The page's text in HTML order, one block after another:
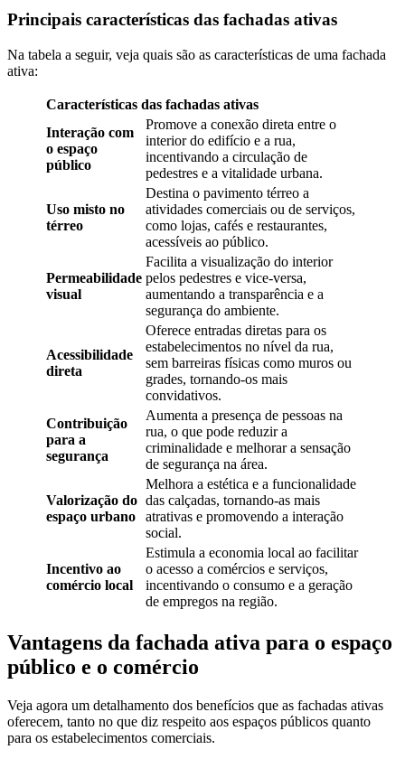
Principais características das fachadas ativas
Na tabela a seguir, veja quais são as características de uma fachada
ativa:
Características das fachadas ativas
Interação com
o espaço
público
Promove a conexão direta entre o
interior do edifício e a rua,
incentivando a circulação de
pedestres e a vitalidade urbana.
Uso misto no
térreo
Destina o pavimento térreo a
atividades comerciais ou de serviços,
como lojas, cafés e restaurantes,
acessíveis ao público.
Permeabilidade
visual
Facilita a visualização do interior
pelos pedestres e vice-versa,
aumentando a transparência e a
segurança do ambiente.
Acessibilidade
direta
Oferece entradas diretas para os
estabelecimentos no nível da rua,
sem barreiras físicas como muros ou
grades, tornando-os mais
convidativos.
Contribuição
para a
segurança
Aumenta a presença de pessoas na
rua, o que pode reduzir a
criminalidade e melhorar a sensação
de segurança na área.
Valorização do
espaço urbano
Melhora a estética e a funcionalidade
das calçadas, tornando-as mais
atrativas e promovendo a interação
social.
Incentivo ao
comércio local
Estimula a economia local ao facilitar
o acesso a comércios e serviços,
incentivando o consumo e a geração
de empregos na região.
Vantagens da fachada ativa para o espaço
público e o comércio
Veja agora um detalhamento dos benefícios que as fachadas ativas
oferecem, tanto no que diz respeito aos espaços públicos quanto
para os estabelecimentos comerciais.